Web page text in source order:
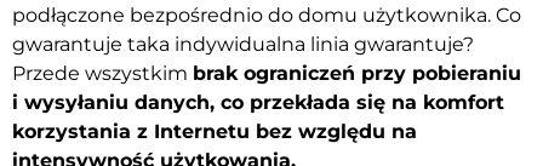
podłączone bezpośrednio do domu użytkownika. Co
gwarantuje taka indywidualna linia gwarantuje?
Przede wszystkim brak ograniczeń przy pobieraniu
i wysyłaniu danych, co przekłada się na komfort
korzystania z Internetu bez względu na
intensywność użytkowania.